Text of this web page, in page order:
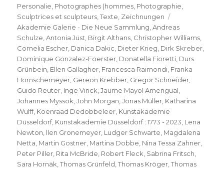
Personalie Photographes (hommes Photographie
Sculptrices et sculpteurs ,Texte Zeichnungen
Akademie Galerie - Die Neue Sammlung ,Andreas
Schulze ,Antonia Jüst Birgit Althans Christopher Williams
Cornelia Escher Danica Dakic Dieter Krieg Dirk Skreber
Dominique Gonzalez-Foerster Donatella Fioretti Durs
Grünbein Ellen Gallagher Francesca Raimondi Franka
Hörnschemeyer Gereon Krebber Gregor Schneider
Guido Reuter Inge Vinck ,Jaume Mayol Amengual
Johannes Myssok ,John Morgan ,Jonas Müller Katharina
Wulff, Koenraad Dedobbeleer Kunstakademie
Düsseldorf, Kunstakademie Düsseldorf : 1773 - 2023 Lena
Newton llen Gronemeyer Ludger Schwarte Magdalena
Netta Martin Gostner Martina Dobbe Nina Tessa Zahner
Peter Piller Rita McBride Robert Fleck Sabrina Fritsch
Sara Hornäk ,Thomas Grünfeld ,Thomas Kröger ,Thomas